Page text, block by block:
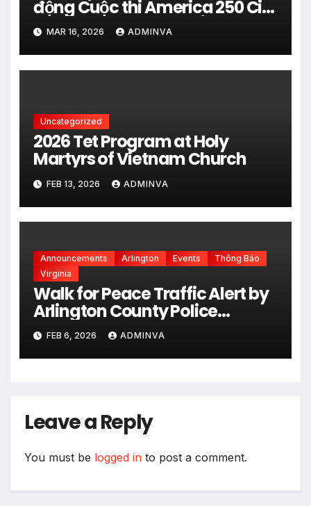
động Cuộc thi America 250 City
Art Poster Project” Nhằm kỷ
niệm 250 năm thành lập Hợp
chủng quốc Hoa Kỳ vào năm
2026
MAR 16, 2026 ADMINVA
Uncategorized
2026 Tet Program at Holy
Martyrs of Vietnam Church
FEB 13, 2026 ADMINVA
Announcements Arlington Events
Thông Báo
Virginia
Walk for Peace Traffic Alert by
Arlington County Police
Department on Monday,
February 9 and Tuesday,
February 10, 2026
FEB 6, 2026 ADMINVA
Leave a Reply
You must be logged in to post a comment.